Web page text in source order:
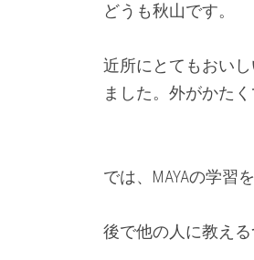
どうも秋山です。
近所にとてもおい
ました。外がかた
では、MAYAの学習
後で他の人に教え